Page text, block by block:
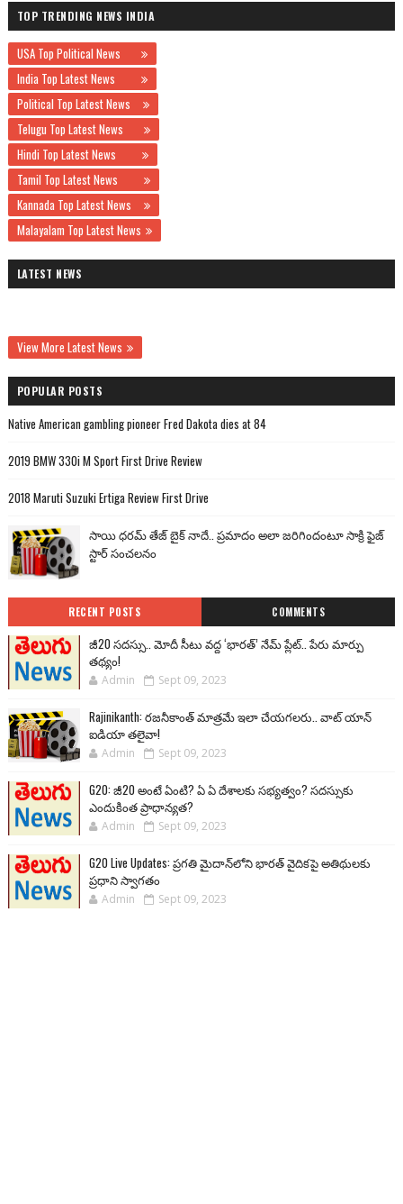
TOP TRENDING NEWS INDIA
USA Top Political News
India Top Latest News
Political Top Latest News
Telugu Top Latest News
Hindi Top Latest News
Tamil Top Latest News
Kannada Top Latest News
Malayalam Top Latest News
LATEST NEWS
View More Latest News
POPULAR POSTS
Native American gambling pioneer Fred Dakota dies at 84
2019 BMW 330i M Sport First Drive Review
2018 Maruti Suzuki Ertiga Review First Drive
సాయి ధరమ్ తేజ్ బైక్ నాదే.. ప్రమాదం అలా జరిగిందంటూ సాక్రి ఫైజ్
స్టార్ సంచలనం
RECENT POSTS COMMENTS
జీ20 సదస్సు.. మోదీ సీటు వద్ద ‘భారత్’ నేమ్ ప్లేట్‌.. పేరు మార్పు
తథ్యం!
Admin Sept 09, 2023
Rajinikanth: రజనీకాంత్ మాత్రమే ఇలా చేయగలరు.. వాట్ యాన్
ఐడియా తలైవా!
Admin Sept 09, 2023
G20: జీ20 అంటే ఏంటి? ఏ ఏ దేశాలకు సభ్యత్వం? సదస్సుకు
ఎందుకింత ప్రాధాన్యత?
Admin Sept 09, 2023
G20 Live Updates: ప్రగతి మైదాన్‌లోని భారత్ వైదికపై అతిథులకు
ప్రధాని స్వాగతం
Admin Sept 09, 2023